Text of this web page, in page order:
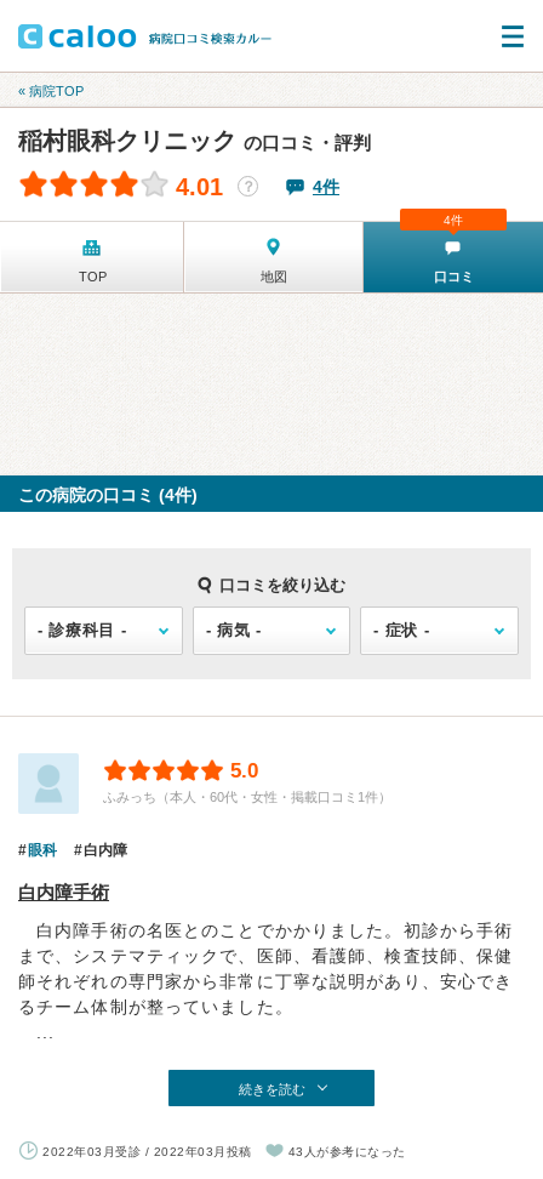
« 病院TOP
稲村眼科クリニック の口コミ・評判
4.01 ？ 4件
TOP 地図 口コミ
4件
この病院の口コミ (4件)
口コミを絞り込む
5.0
ふみっち（本人・60代・女性・掲載口コミ1件）
眼科 白内障
白内障手術
白内障手術の名医とのことでかかりました。初診から手術
まで、システマティックで、医師、看護師、検査技師、保健
師それぞれの専門家から非常に丁寧な説明があり、安心でき
るチーム体制が整っていました。
続きを読む
2022年03月受診 / 2022年03月投稿 43人が参考になった